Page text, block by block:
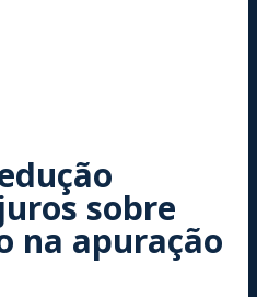
sobre
na apuração